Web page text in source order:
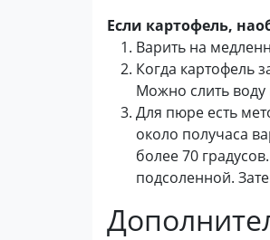
Если картофель,
Варить на
Когда картофель
Можно слить
Для пюре есть
около получаса
более 70
подсоленной.